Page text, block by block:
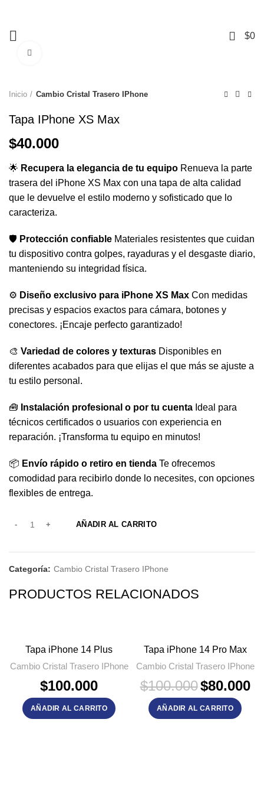
$0
Inicio Cambio Cristal Trasero IPhone
Tapa IPhone XS Max
$40.000
🌟 Recupera la elegancia de tu equipo Renueva la parte
trasera del iPhone XS Max con una tapa de alta calidad
que le devuelve el estilo moderno y sofisticado que lo
caracteriza.
🛡️ Protección confiable Materiales resistentes que cuidan
tu dispositivo contra golpes, rayaduras y el desgaste diario,
manteniendo su integridad física.
⚙️ Diseño exclusivo para iPhone XS Max Con medidas
precisas y espacios exactos para cámara, botones y
conectores. ¡Encaje perfecto garantizado!
🎨 Variedad de colores y texturas Disponibles en
diferentes acabados para que elijas el que más se ajuste a
tu estilo personal.
🧰 Instalación profesional o por tu cuenta Ideal para
técnicos certificados o usuarios con experiencia en
reparación. ¡Transforma tu equipo en minutos!
📦 Envío rápido o retiro en tienda Te ofrecemos
comodidad para recibirlo donde lo necesites, con opciones
flexibles de entrega.
AÑADIR AL CARRITO
Categoría: Cambio Cristal Trasero IPhone
PRODUCTOS RELACIONADOS
Tapa iPhone 14 Plus
Cambio Cristal Trasero IPhone
$100.000
AÑADIR AL CARRITO
Tapa iPhone 14 Pro Max
Cambio Cristal Trasero IPhone
$100.000 El
precio
original
era:
$80.000El
AÑADIR AL CARRITO